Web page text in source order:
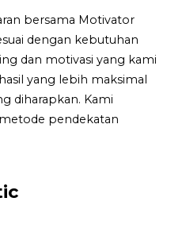
bersama Motivator
dengan kebutuhan
dan motivasi yang kami
yang lebih maksimal
diharapkan. Kami
pendekatan